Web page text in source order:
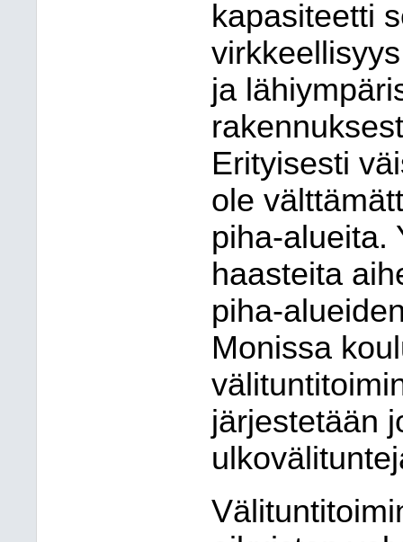
kapasiteetti
ja
Erityisesti
ole
piha-alueita.
haasteita
piha-
Monissa
järjestetään